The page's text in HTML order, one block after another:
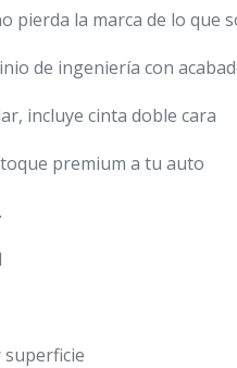
pierda la marca de lo que
de ingeniería con
incluye cinta doble cara
premium a tu auto
superficie